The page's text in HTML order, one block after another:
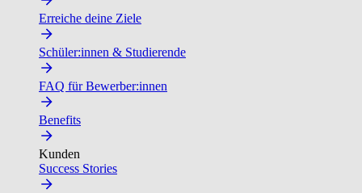
Erreiche deine Ziele
Schüler:innen & Studierende
FAQ für Bewerber:innen
Benefits
Kunden
Success Stories